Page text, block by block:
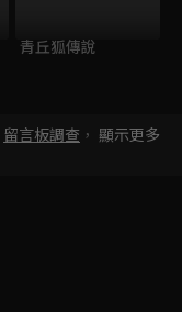
青丘狐傳說
留言板調查 ， 顯示更多